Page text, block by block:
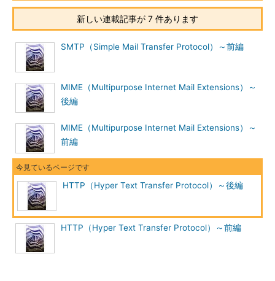
新しい連載記事が 7 件あります
SMTP（Simple Mail Transfer Protocol）～前編
MIME（Multipurpose Internet Mail Extensions）～
後編
MIME（Multipurpose Internet Mail Extensions）～
前編
HTTP（Hyper Text Transfer Protocol）～後編
HTTP（Hyper Text Transfer Protocol）～前編